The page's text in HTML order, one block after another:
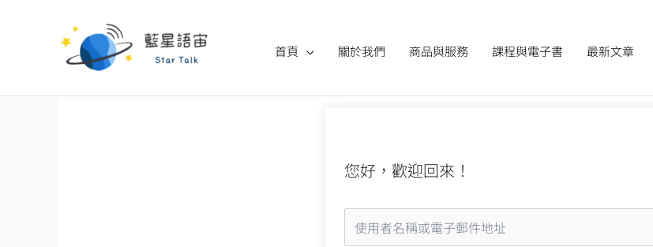
內
首頁 關於我們 商品與服務 課程與電子書 最新文章
您好，歡迎回來！